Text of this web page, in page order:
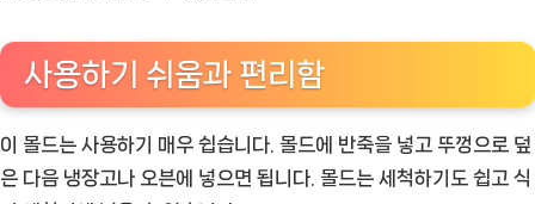
사용하기 쉬움과 편리함
이 몰드는 사용하기 매우 쉽습니다. 몰드에 반죽을 넣고 뚜껑으로 덮
은 다음 냉장고나 오븐에 넣으면 됩니다. 몰드는 세척하기도 쉽고 식